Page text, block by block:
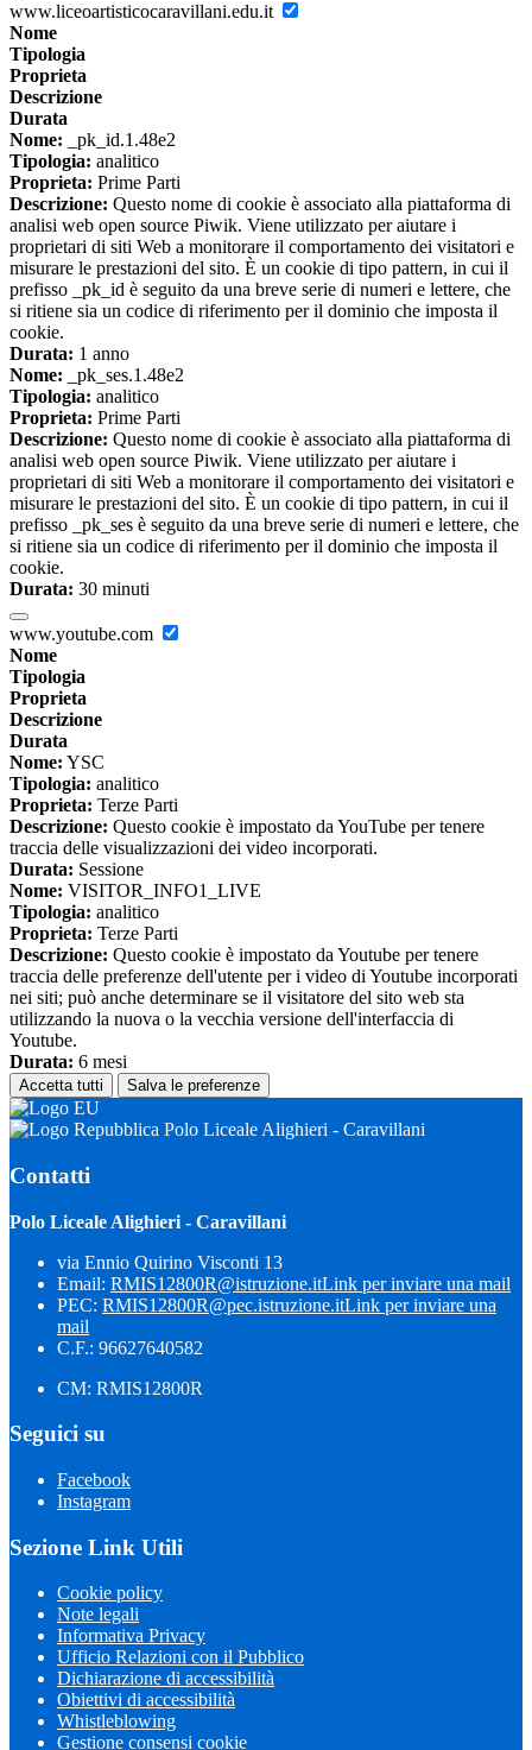
www.liceoartisticocaravillani.edu.it
Nome
Tipologia
Proprieta
Descrizione
Durata
Nome: _pk_id.1.48e2
Tipologia: analitico
Proprieta: Prime Parti
Descrizione: Questo nome di cookie è associato alla piattaforma di
analisi web open source Piwik. Viene utilizzato per aiutare i
proprietari di siti Web a monitorare il comportamento dei visitatori e
misurare le prestazioni del sito. È un cookie di tipo pattern, in cui il
prefisso _pk_id è seguito da una breve serie di numeri e lettere, che
si ritiene sia un codice di riferimento per il dominio che imposta il
cookie.
Durata: 1 anno
Nome: _pk_ses.1.48e2
Tipologia: analitico
Proprieta: Prime Parti
Descrizione: Questo nome di cookie è associato alla piattaforma di
analisi web open source Piwik. Viene utilizzato per aiutare i
proprietari di siti Web a monitorare il comportamento dei visitatori e
misurare le prestazioni del sito. È un cookie di tipo pattern, in cui il
prefisso _pk_ses è seguito da una breve serie di numeri e lettere, che
si ritiene sia un codice di riferimento per il dominio che imposta il
cookie.
Durata: 30 minuti
www.youtube.com
Nome
Tipologia
Proprieta
Descrizione
Durata
Nome: YSC
Tipologia: analitico
Proprieta: Terze Parti
Descrizione: Questo cookie è impostato da YouTube per tenere
traccia delle visualizzazioni dei video incorporati.
Durata: Sessione
Nome: VISITOR_INFO1_LIVE
Tipologia: analitico
Proprieta: Terze Parti
Descrizione: Questo cookie è impostato da Youtube per tenere
traccia delle preferenze dell'utente per i video di Youtube incorporati
nei siti; può anche determinare se il visitatore del sito web sta
utilizzando la nuova o la vecchia versione dell'interfaccia di
Youtube.
Durata: 6 mesi
Accetta tutti Salva le preferenze
Polo Liceale Alighieri - Caravillani
Contatti
Polo Liceale Alighieri - Caravillani
via Ennio Quirino Visconti 13
Email: RMIS12800R@istruzione.itLink per inviare una mail
PEC: RMIS12800R@pec.istruzione.itLink per inviare una
mail
C.F.: 96627640582
CM: RMIS12800R
Seguici su
Facebook
Instagram
Sezione Link Utili
Cookie policy
Note legali
Informativa Privacy
Ufficio Relazioni con il Pubblico
Dichiarazione di accessibilità
Obiettivi di accessibilità
Whistleblowing
Gestione consensi cookie